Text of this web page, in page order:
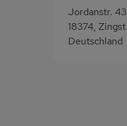
Jordanstr. 43
18374, Zingst
Deutschland